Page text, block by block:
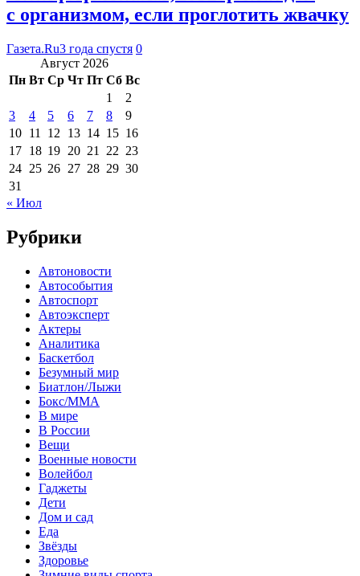
с организмом, если проглотить жвачку
Газета.Ru3 года спустя 0
Август 2026
Пн Вт Ср Чт Пт Сб Вс
1
2
3
4 5 6 7 8
9
10 11 12 13 14 15 16
17 18 19 20 21 22 23
24 25 26 27 28 29 30
31
« Июл
Рубрики
Автоновости
Автособытия
Автоспорт
Автоэксперт
Актеры
Аналитика
Баскетбол
Безумный мир
Биатлон/Лыжи
Бокс/MMA
В мире
В России
Вещи
Военные новости
Волейбол
Гаджеты
Дети
Дом и сад
Еда
Звёзды
Здоровье